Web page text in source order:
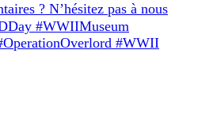
? N’hésitez pas à nous
#WWIIMuseum
#WWII